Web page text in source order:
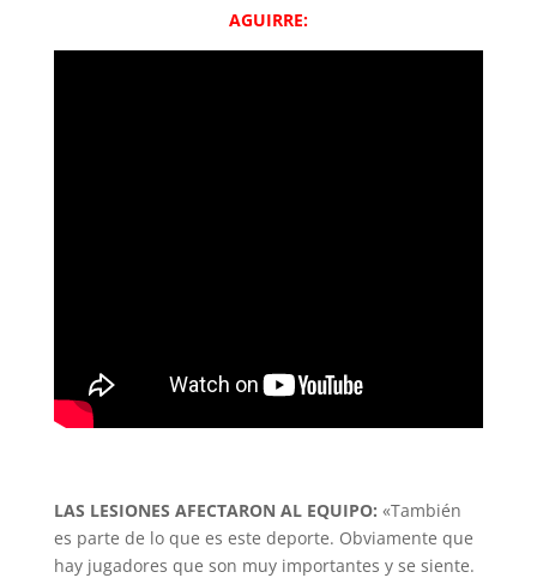
AGUIRRE:
LAS LESIONES AFECTARON AL EQUIPO: «También
es parte de lo que es este deporte. Obviamente que
hay jugadores que son muy importantes y se siente.